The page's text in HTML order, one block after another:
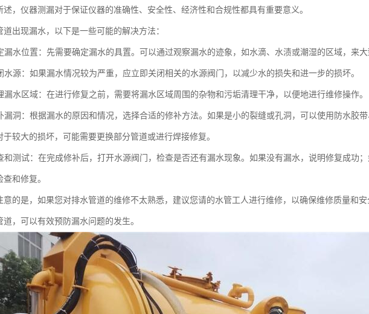
述，仪器测漏对于保证仪器的准确性、安全性、经济性和合规性都具有重要意义。
道出现漏水，以下是一些可能的解决方法：
漏水位置：先需要确定漏水的具置。可以通过观察漏水的迹象，如水滴、水渍或潮湿的区域，来大
水源：如果漏水情况较为严重，应立即关闭相关的水源阀门，以减少水的损失和进一步的损坏。
漏水区域：在进行修复之前，需要将漏水区域周围的杂物和污垢清理干净，以便地进行维修操作。
漏洞：根据漏水的原因和情况，选择合适的修补方法。如果是小的裂缝或孔洞，可以使用防水胶
于较大的损坏，可能需要更换部分管道或进行焊接修复。
和测试：在完成修补后，打开水源阀门，检查是否还有漏水现象。如果没有漏水，说明修复成功
查和修复。
意的是，如果您对排水管道的维修不太熟悉，建议您请的水管工人进行维修，以确保维修质量和
道，可以有效预防漏水问题的发生。